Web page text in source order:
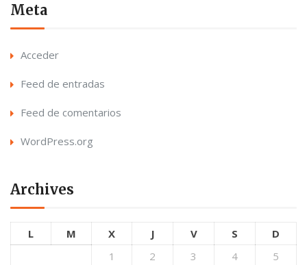
Meta
Acceder
Feed de entradas
Feed de comentarios
WordPress.org
Archives
L M X J V S
D
1
2 3 4
5